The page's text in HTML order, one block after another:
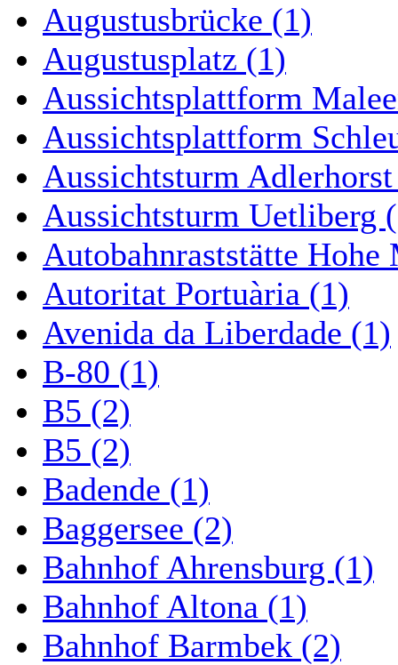
Augustusbrücke (1)
Augustusplatz (1)
Aussichtsplattform
Aussichtsplattform
Aussichtsturm
Aussichtsturm Uetliberg
Autobahnraststätte Hohe
Autoritat Portuària (1)
Avenida da Liberdade (1)
B-80 (1)
B5 (2)
B5 (2)
Badende (1)
Baggersee (2)
Bahnhof Ahrensburg (1)
Bahnhof Altona (1)
Bahnhof Barmbek (2)